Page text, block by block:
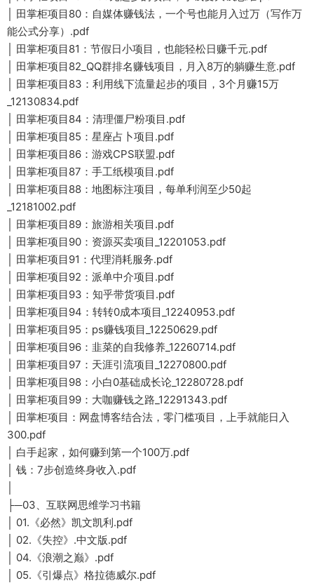
│ 田掌柜项目80：自媒体赚钱法，一个号也能月入过万（写作万
能公式分享）.pdf
│ 田掌柜项目81：节假日小项目，也能轻松日赚千元.pdf
│ 田掌柜项目82_QQ群排名赚钱项目，月入8万的躺赚生意.pdf
│ 田掌柜项目83：利用线下流量起步的项目，3个月赚15万
_12130834.pdf
│ 田掌柜项目84：清理僵尸粉项目.pdf
│ 田掌柜项目85：星座占卜项目.pdf
│ 田掌柜项目86：游戏CPS联盟.pdf
│ 田掌柜项目87：手工纸模项目.pdf
│ 田掌柜项目88：地图标注项目，每单利润至少50起
_12181002.pdf
│ 田掌柜项目89：旅游相关项目.pdf
│ 田掌柜项目90：资源买卖项目_12201053.pdf
│ 田掌柜项目91：代理消耗服务.pdf
│ 田掌柜项目92：派单中介项目.pdf
│ 田掌柜项目93：知乎带货项目.pdf
│ 田掌柜项目94：转转0成本项目_12240953.pdf
│ 田掌柜项目95：ps赚钱项目_12250629.pdf
│ 田掌柜项目96：韭菜的自我修养_12260714.pdf
│ 田掌柜项目97：天涯引流项目_12270800.pdf
│ 田掌柜项目98：小白0基础成长论_12280728.pdf
│ 田掌柜项目99：大咖赚钱之路_12291343.pdf
│ 田掌柜项目：网盘博客结合法，零门槛项目，上手就能日入
300.pdf
│ 白手起家，如何赚到第一个100万.pdf
│ 钱：7步创造终身收入.pdf
├─03、互联网思维学习书籍
│ 01.《必然》凯文凯利.pdf
│ 02.《失控》.中文版.pdf
│ 04.《浪潮之巅》.pdf
│ 05.《引爆点》格拉德威尔.pdf